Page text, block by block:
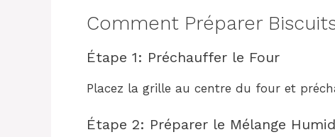
Comment Préparer
Étape 1: Préchauffer le Four
Placez la grille au centre du four et
Étape 2: Préparer le Mélange